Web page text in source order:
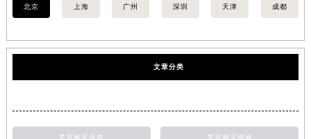
北京 上海 广州 深圳 天津 成都
文章分类
梵克雅宝保养 梵克雅宝维修